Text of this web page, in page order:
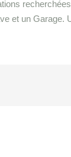
et un Garage.